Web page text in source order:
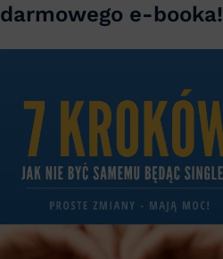
darmowego e-booka!